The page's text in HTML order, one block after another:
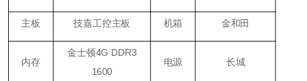
主板 技嘉工控主板 机箱 金和田
内存
金士顿4G DDR3
1600
电源 长城